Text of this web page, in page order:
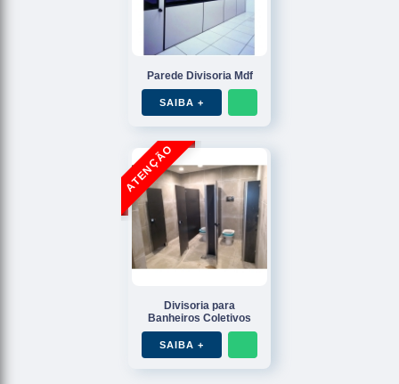
Parede Divisoria Mdf
SAIBA +
Divisoria para
Banheiros Coletivos
SAIBA +